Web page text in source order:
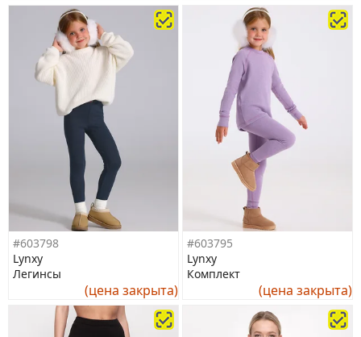
#603798
Lynxy
Легинсы
(цена закрыта)
#603795
Lynxy
Комплект
(цена закрыта)